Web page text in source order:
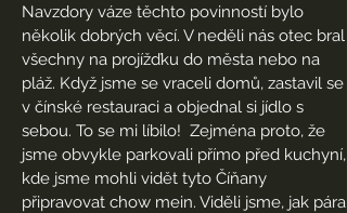
Navzdory váze těchto povinností bylo
několik dobrých věcí. V neděli nás otec bral
všechny na projížďku do města nebo na
pláž. Když jsme se vraceli domů, zastavil se
v čínské restauraci a objednal si jídlo s
sebou. To se mi líbilo! Zejména proto, že
jsme obvykle parkovali přímo před kuchyní,
kde jsme mohli vidět tyto Číňany
připravovat chow mein. Viděli jsme, jak pára